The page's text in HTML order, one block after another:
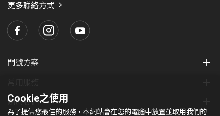
更多聯絡方式
門號方案
關於我們
Cookie之使用
為了提供您最佳的服務，本網站會在您的電腦中放置並取用我們的